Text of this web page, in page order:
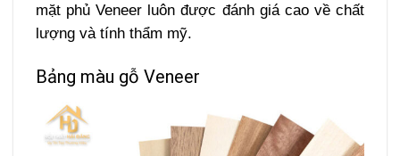
mặt phủ Veneer luôn được đánh giá cao về chất
lượng và tính thẩm mỹ.
Bảng màu gỗ Veneer